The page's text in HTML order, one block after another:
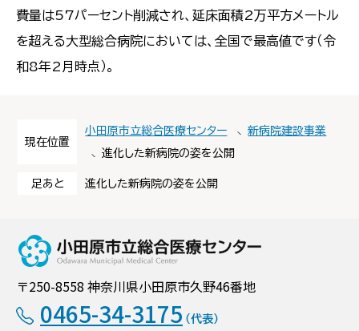
現在位置
小田原市立総合医療センター
新病院建設事業
進化した新病院の姿を公開
足あと 進化した新病院の姿を公開
費量は57パーセント削減され、延床面積2万平方メートル
を超える大型総合病院においては、全国で最高値です（令
和8年2月時点）。
〒250-8558 神奈川県小田原市久野46番地
0465-34-3175 （代表）